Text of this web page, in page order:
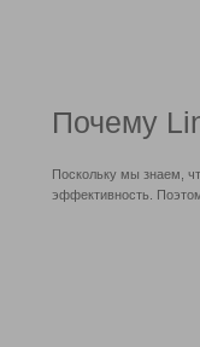
Почему
Поскольку мы знаем,
эффективность.